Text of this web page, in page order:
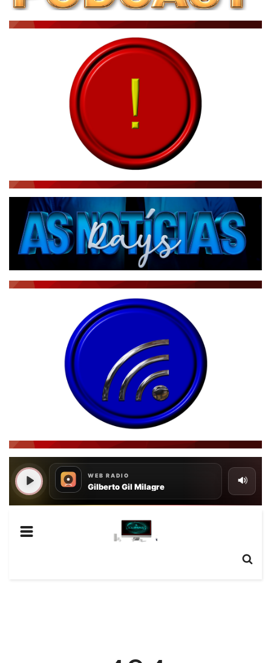
NOTÍCIAS TAMBÉM NA TELA
BRASIL MUNDO AO VIVO
JORNAL DO BRASIL
NOTÍCIAS AO MINUTO
ACONTECEU...VIROU MANCHETE!